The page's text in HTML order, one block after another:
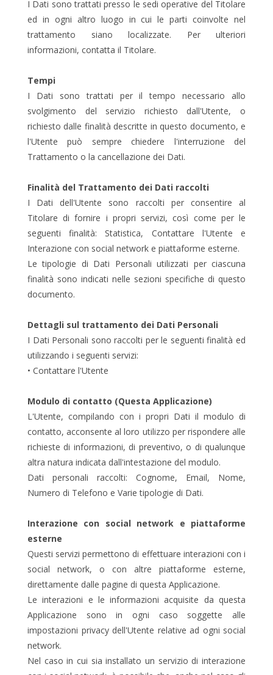
I Dati sono trattati presso le sedi operative del Titolare
ed in ogni altro luogo in cui le parti coinvolte nel
trattamento siano localizzate. Per ulteriori
informazioni, contatta il Titolare.
Tempi
I Dati sono trattati per il tempo necessario allo
svolgimento del servizio richiesto dall'Utente, o
richiesto dalle finalità descritte in questo documento, e
l'Utente può sempre chiedere l'interruzione del
Trattamento o la cancellazione dei Dati.
Finalità del Trattamento dei Dati raccolti
I Dati dell'Utente sono raccolti per consentire al
Titolare di fornire i propri servizi, così come per le
seguenti finalità: Statistica, Contattare l'Utente e
Interazione con social network e piattaforme esterne.
Le tipologie di Dati Personali utilizzati per ciascuna
finalità sono indicati nelle sezioni specifiche di questo
documento.
Dettagli sul trattamento dei Dati Personali
I Dati Personali sono raccolti per le seguenti finalità ed
utilizzando i seguenti servizi:
• Contattare l'Utente
Modulo di contatto (Questa Applicazione)
L'Utente, compilando con i propri Dati il modulo di
contatto, acconsente al loro utilizzo per rispondere alle
richieste di informazioni, di preventivo, o di qualunque
altra natura indicata dall'intestazione del modulo.
Dati personali raccolti: Cognome, Email, Nome,
Numero di Telefono e Varie tipologie di Dati.
Interazione con social network e piattaforme
esterne
Questi servizi permettono di effettuare interazioni con i
social network, o con altre piattaforme esterne,
direttamente dalle pagine di questa Applicazione.
Le interazioni e le informazioni acquisite da questa
Applicazione sono in ogni caso soggette alle
impostazioni privacy dell'Utente relative ad ogni social
network.
Nel caso in cui sia installato un servizio di interazione